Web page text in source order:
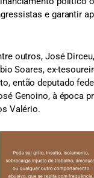
e garantir
outros, José
Soares, ex-
então deputado
Genoino, à época
Valério.